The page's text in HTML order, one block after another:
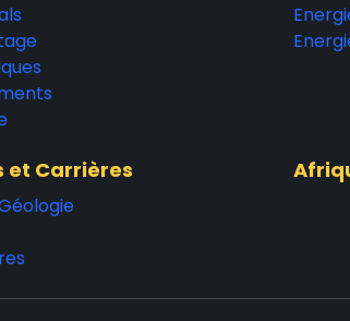
et Carrières